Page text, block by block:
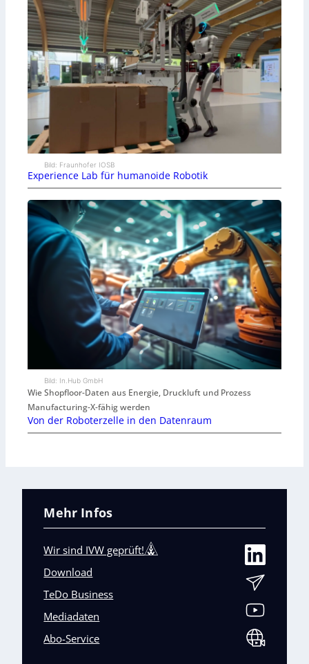
Bild: Fraunhofer IOSB
Experience Lab für humanoide Robotik
Bild: In.Hub GmbH
Wie Shopfloor-Daten aus Energie, Druckluft und Prozess
Manufacturing-X-fähig werden
Von der Roboterzelle in den Datenraum
Mehr Infos
Wir sind IVW geprüft!
Download
TeDo Business
Mediadaten
Abo-Service